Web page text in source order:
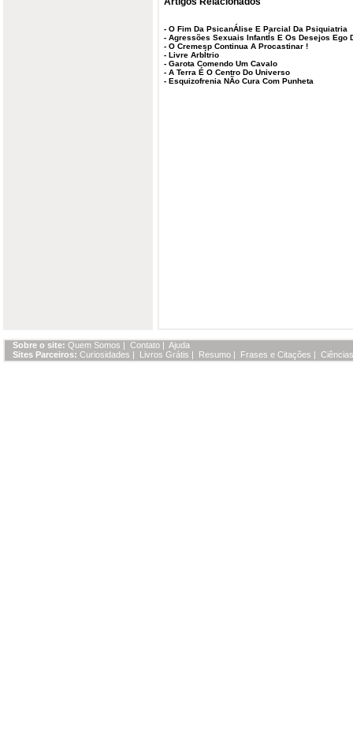
- O Fim Da PsicanÁlise E Parcial Da Psiquiatria
- Agressões Sexuais InfantÍs E Os Desejos Ego
- O Cremesp Continua A Procastinar !
- Livre ArbÍtrio
- Garota Comendo Um Cavalo
- A Terra É O Centro Do Universo
- Esquizofrenia NÃo Cura Com Punheta
Sobre o site: Quem Somos | Contato | Ajuda
Sites Parceiros: Curiosidades | Livros Grátis | Resumo | Frases e Citações |